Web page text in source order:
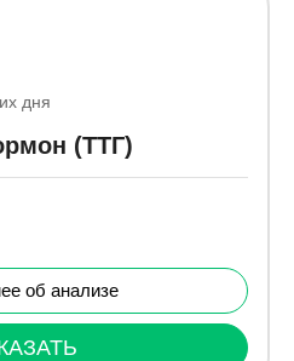
дня
(ТТГ)
об анализе